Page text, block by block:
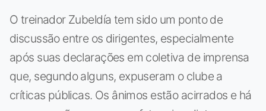
O treinador Zubeldía tem sido um ponto de
discussão entre os dirigentes, especialmente
após suas declarações em coletiva de imprensa
que, segundo alguns, expuseram o clube a
críticas públicas. Os ânimos estão acirrados e há